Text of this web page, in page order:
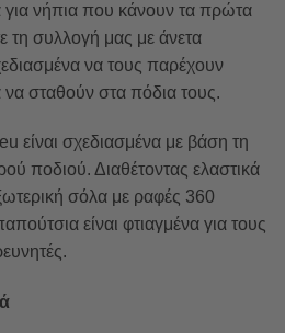
για νήπια που κάνουν τα πρώτα
τη συλλογή μας με άνετα
να τους παρέχουν
να σταθούν στα πόδια τους.
είναι σχεδιασμένα με βάση τη
ποδιού. Διαθέτοντας ελαστικά
σόλα με ραφές 360
είναι φτιαγμένα για τους